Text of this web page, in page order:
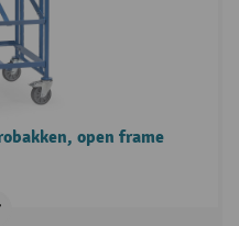
open frame